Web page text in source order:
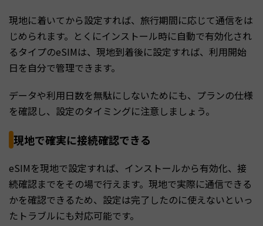
現地に着いてから設定すれば、旅行期間に応じて通信をは
じめられます。とくにインストール時に自動で有効化され
るタイプのeSIMは、現地到着後に設定すれば、利用開始
日を自分で管理できます。
データや利用日数を無駄にしないためにも、プランの仕様
を確認し、設定のタイミングに注意しましょう。
現地で確実に接続確認できる
eSIMを現地で設定すれば、インストールから有効化、接
続確認までをその場で行えます。現地で実際に通信できる
かを確認できるため、設定は完了したのに使えないといっ
たトラブルにも対応可能です。